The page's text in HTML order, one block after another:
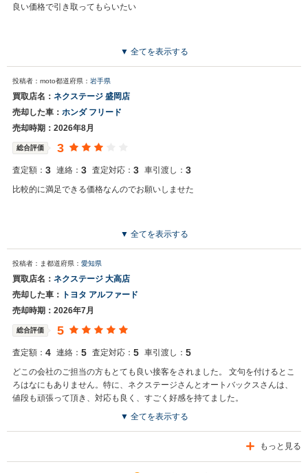
良い価格で引き取ってもらいたい
▼ 全てを表示する
投稿者：moto都道府県： 岩手県
買取店名： ネクステージ 盛岡店
売却した車： ホンダ フリード
売却時期：2026年8月
総合評価 3
査定額： 3 連絡： 3 査定対応： 3 車引渡し： 3
比較的に満足できる価格なんのでお願いしませた
▼ 全てを表示する
投稿者：ま都道府県： 愛知県
買取店名： ネクステージ 大高店
売却した車：
トヨタ アルファード
売却時期：2026年7月
総合評価 5
査定額： 4 連絡： 5 査定対応： 5 車引渡し： 5
どこの会社のご担当の方もとても良い接客をされました。 文句を付けるとこ
ろはなにもありません。特に、ネクステージさんとオートバックスさんは、
値段も頑張って頂き、対応も良く、すごく好感を持てました。
▼ 全てを表示する
もっと見る